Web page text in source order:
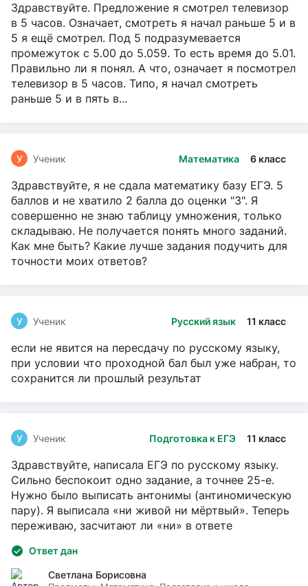
Здравствуйте. Предложение я смотрел телевизор
в 5 часов. Означает, смотреть я начал раньше 5 и в
5 я ещё смотрел. Под 5 подразумевается
промежуток с 5.00 до 5.059. То есть время до 5.01.
Правильно ли я понял. А что, означает я посмотрел
телевизор в 5 часов. Типо, я начал смотреть
раньше 5 и в пять в...
Математика 6 класс
У Ученик
Здравствуйте, я не сдала математику базу ЕГЭ. 5
баллов и не хватило 2 балла до оценки "3". Я
совершенно не знаю таблицу умножения, только
складываю. Не получается понять много заданий.
Как мне быть? Какие лучше задания подучить для
точности моих ответов?
Русский язык 11 класс
У Ученик
если не явится на пересдачу по русскому языку,
при условии что проходной бал был уже набран, то
сохранится ли прошлый результат
Подготовка к ЕГЭ 11 класс
У Ученик
Здравствуйте, написала ЕГЭ по русскому языку.
Сильно беспокоит одно задание, а точнее 25-е.
Нужно было выписать антонимы (антиномическую
пару). Я выписала «ни живой ни мёртвый». Теперь
переживаю, засчитают ли «ни» в ответе
Ответ дан
Светлана Борисовна